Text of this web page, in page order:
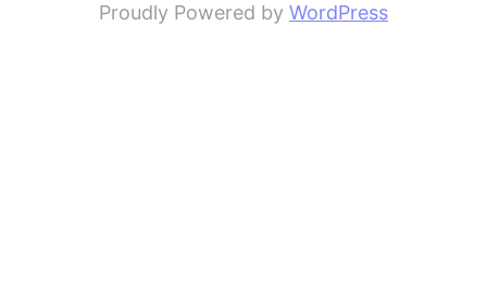
Proudly Powered by WordPress